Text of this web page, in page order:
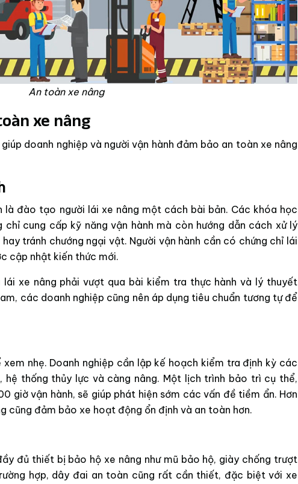
An toàn xe nâng
xe nâng
doanh nghiệp và người vận hành đảm bảo an toàn xe nâng
đào tạo người lái xe nâng một cách bài bản. Các khóa học
cung cấp kỹ năng vận hành mà còn hướng dẫn cách xử lý
tránh chướng ngại vật. Người vận hành cần có chứng chỉ lái
cập nhật kiến thức mới.
xe nâng phải vượt qua bài kiểm tra thực hành và lý thuyết
các doanh nghiệp cũng nên áp dụng tiêu chuẩn tương tự để
nhẹ. Doanh nghiệp cần lập kế hoạch kiểm tra định kỳ các
hệ thống thủy lực và càng nâng. Một lịch trình bảo trì cụ thể,
giờ vận hành, sẽ giúp phát hiện sớm các vấn đề tiềm ẩn. Hơn
cũng đảm bảo xe hoạt động ổn định và an toàn hơn.
đủ thiết bị bảo hộ xe nâng như mũ bảo hộ, giày chống trượt
hợp, dây đai an toàn cũng rất cần thiết, đặc biệt với xe